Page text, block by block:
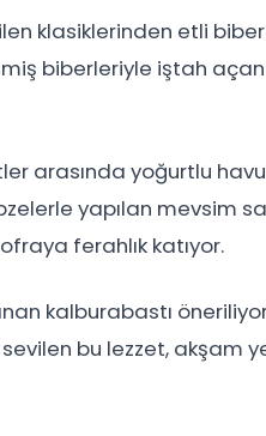
klasiklerinden etli
biberleriyle iştah açan
arasında yoğurtlu
yapılan mevsim
ferahlık katıyor.
kalburabastı öneriliyor.
sevilen bu lezzet, akşam